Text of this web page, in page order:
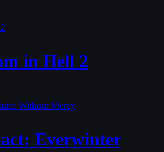
in Hell 2
Everwinter